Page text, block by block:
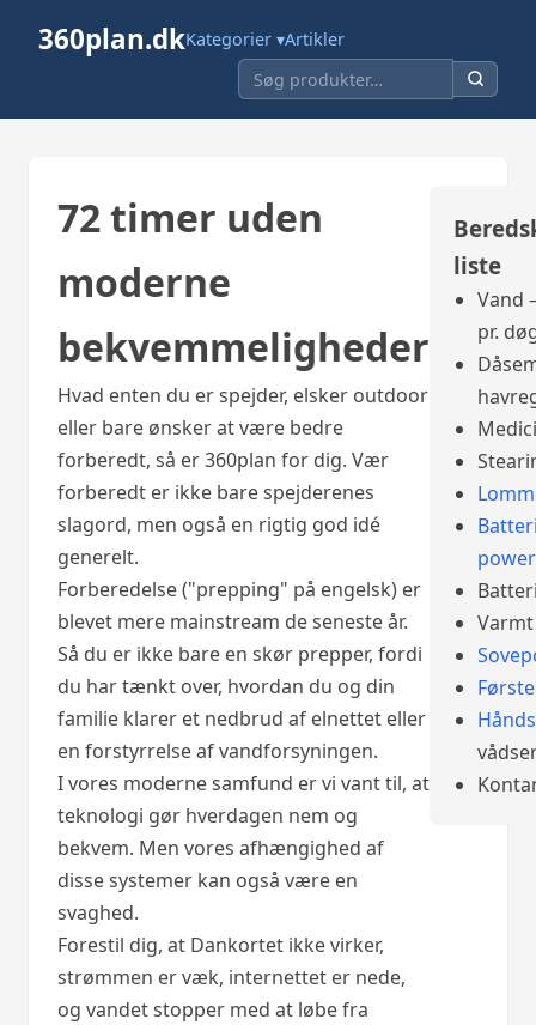
360plan.dkKategorier ▾Artikler
72 timer uden
moderne
bekvemmeligheder
Hvad enten du er spejder, elsker outdoor
eller bare ønsker at være bedre
forberedt, så er 360plan for dig. Vær
forberedt er ikke bare spejderenes
slagord, men også en rigtig god idé
generelt.
Forberedelse ("prepping" på engelsk) er
blevet mere mainstream de seneste år.
Så du er ikke bare en skør prepper, fordi
du har tænkt over, hvordan du og din
familie klarer et nedbrud af elnettet eller
en forstyrrelse af vandforsyningen.
I vores moderne samfund er vi vant til, at
teknologi gør hverdagen nem og
bekvem. Men vores afhængighed af
disse systemer kan også være en
svaghed.
Forestil dig, at Dankortet ikke virker,
strømmen er væk, internettet er nede,
og vandet stopper med at løbe fra
liste
Vand
pr.